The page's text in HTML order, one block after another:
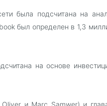
была подсчитана на
был определен в 1,3
на основе
и Marc Samwer) и